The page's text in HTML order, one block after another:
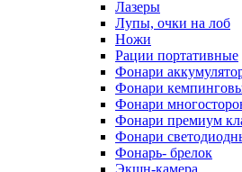
Лазеры
Лупы, очки на лоб
Ножи
Рации портативные
Фонари
Фонари
Фонари
Фонари премиум
Фонари
Фонарь- брелок
Экшн-камера